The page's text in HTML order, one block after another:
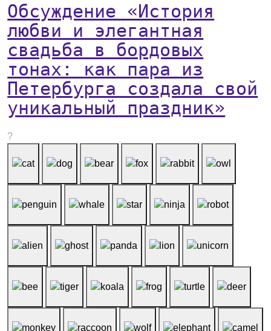
Обсуждение «История
любви и элегантная
свадьба в бордовых
тонах: как пара из
Петербурга создала свой
уникальный праздник»
?